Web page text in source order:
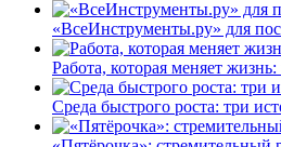
«ВсеИнструменты.ру» для
Работа, которая меняет
Среда быстрого роста: три